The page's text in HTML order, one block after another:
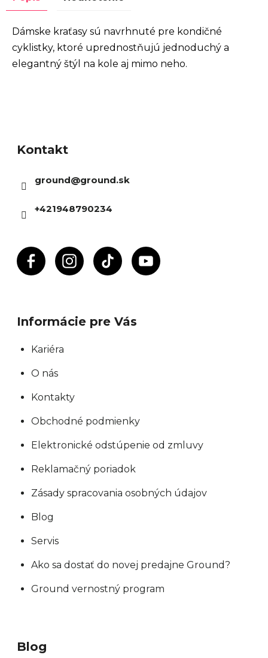
Dámske kraťasy sú navrhnuté pre kondičné
cyklistky, ktoré uprednostňujú jednoduchý a
elegantný štýl na kole aj mimo neho.
Kontakt
ground@ground.sk
+421948790234
Informácie pre Vás
Kariéra
O nás
Kontakty
Obchodné podmienky
Elektronické odstúpenie od zmluvy
Reklamačný poriadok
Zásady spracovania osobných údajov
Blog
Servis
Ako sa dostať do novej predajne Ground?
Ground vernostný program
Blog